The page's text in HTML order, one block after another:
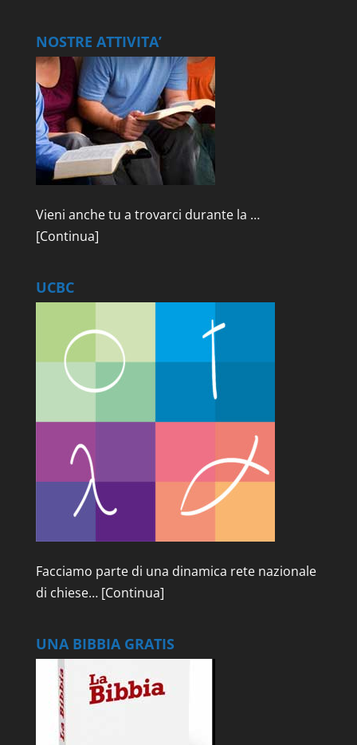
NOSTRE ATTIVITA’
Vieni anche tu a trovarci durante la …
[Continua]
UCBC
Facciamo parte di una dinamica rete nazionale
di chiese… [Continua]
UNA BIBBIA GRATIS